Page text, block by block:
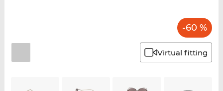
-60 %
Virtual fitting